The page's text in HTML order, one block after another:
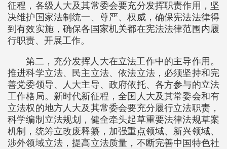
征程，各级人大及其常委会要充分发挥职责作用，坚
决维护国家法制统一、尊严、权威，确保宪法法律得
到有效实施，确保各国家机关都在宪法法律范围内履
行职责、开展工作。
第二，充分发挥人大在立法工作中的主导作用。
推进科学立法、民主立法、依法立法，必须坚持和完
善党委领导、人大主导、政府依托、各方参与的立法
工作格局。新时代新征程，全国人大及其常委会和有
立法权的地方人大及其常委会要充分履行立法职责，
科学编制立法规划，健全牵头起草重要法律法规草案
机制，统筹立改废释纂，加强重点领域、新兴领域、
涉外领域立法，提高立法质量，不断完善中国特色社